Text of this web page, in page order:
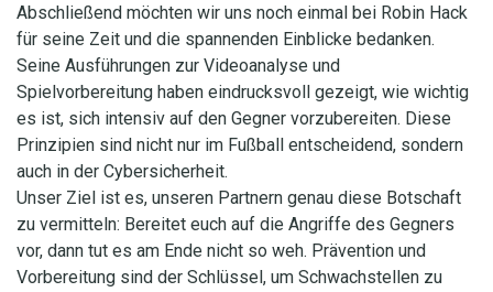
Abschließend möchten wir uns noch einmal bei Robin Hack
für seine Zeit und die spannenden Einblicke bedanken.
Seine Ausführungen zur Videoanalyse und
Spielvorbereitung haben eindrucksvoll gezeigt, wie wichtig
es ist, sich intensiv auf den Gegner vorzubereiten. Diese
Prinzipien sind nicht nur im Fußball entscheidend, sondern
auch in der Cybersicherheit.
Unser Ziel ist es, unseren Partnern genau diese Botschaft
zu vermitteln: Bereitet euch auf die Angriffe des Gegners
vor, dann tut es am Ende nicht so weh. Prävention und
Vorbereitung sind der Schlüssel, um Schwachstellen zu